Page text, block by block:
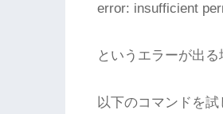
error: insufficient
というエラーが出
以下のコマンドを試